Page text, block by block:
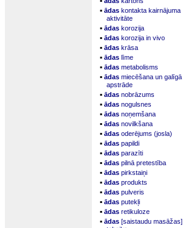
▪ ādas kontakta kairnājuma
aktivitāte
▪ ādas korozija
▪ ādas korozija in vivo
▪ ādas krāsa
▪ ādas līme
▪ ādas metabolisms
▪ ādas miecēšana un galīgā
apstrāde
▪ ādas nobrāzums
▪ ādas nogulsnes
▪ ādas noņemšana
▪ ādas novilkšana
▪ ādas oderējums (josla)
▪ ādas papildi
▪ ādas parazīti
▪ ādas pilnā pretestība
▪ ādas pirkstaiņi
▪ ādas produkts
▪ ādas pulveris
▪ ādas putekļi
▪ ādas retikuloze
▪ ādas [saistaudu masāžas]